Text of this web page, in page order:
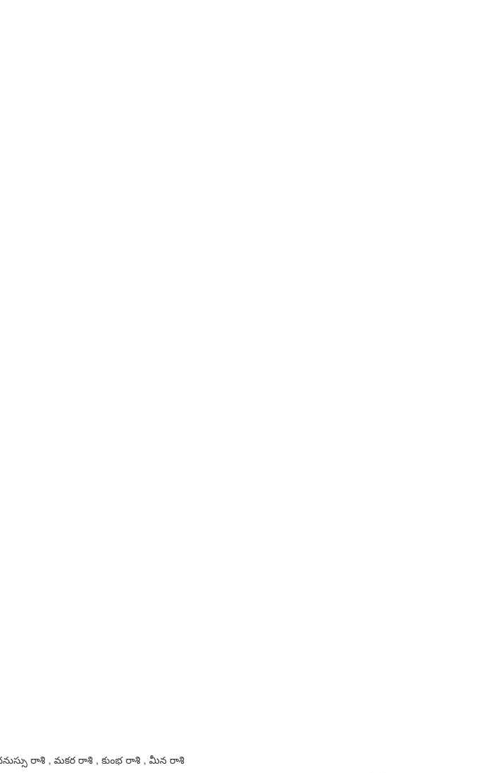
రాశి , మకర రాశి , కుంభ రాశి , మీన రాశి